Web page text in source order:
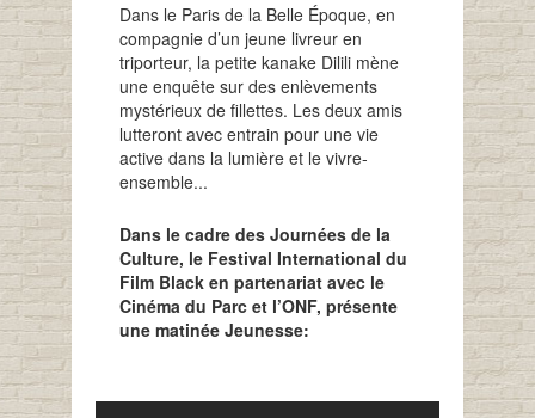
Dans le Paris de la Belle Époque, en
compagnie d’un jeune livreur en
triporteur, la petite kanake Dilili mène
une enquête sur des enlèvements
mystérieux de fillettes. Les deux amis
lutteront avec entrain pour une vie
active dans la lumière et le vivre-
ensemble...
Dans le cadre des Journées de la
Culture, le Festival International du
Film Black en partenariat avec le
Cinéma du Parc et l’ONF, présente
une matinée Jeunesse: